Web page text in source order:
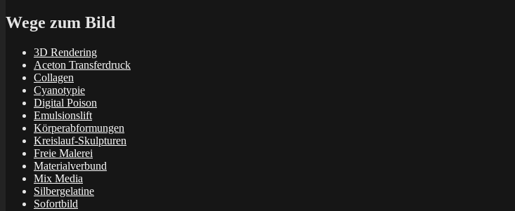
Wege zum Bild
3D Rendering
Aceton Transferdruck
Collagen
Cyanotypie
Digital Poison
Emulsionslift
Körperabformungen
Kreislauf-Skulpturen
Freie Malerei
Materialverbund
Mix Media
Silbergelatine
Sofortbild